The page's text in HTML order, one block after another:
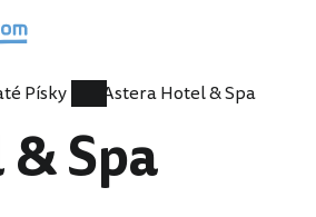
Písky Astera Hotel & Spa
Spa